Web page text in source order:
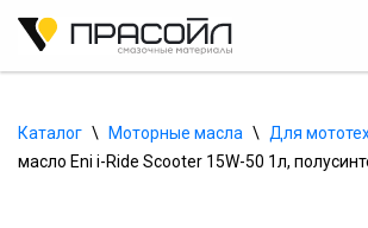
содержимому
Каталог \ Моторные масла \ Для
масло Eni i-Ride Scooter 15W-50 1л,